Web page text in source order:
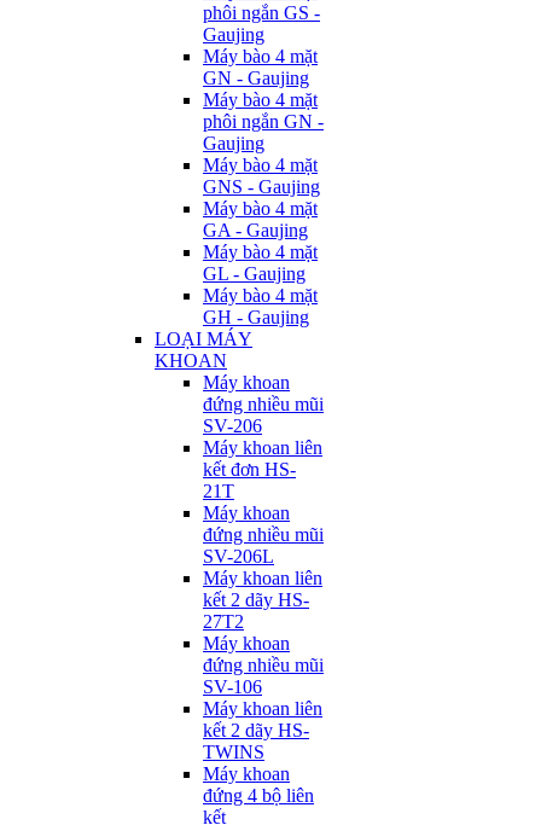
phôi ngắn GS -
Gaujing
Máy bào 4 mặt
GN - Gaujing
Máy bào 4 mặt
phôi ngắn GN -
Gaujing
Máy bào 4 mặt
GNS - Gaujing
Máy bào 4 mặt
GA - Gaujing
Máy bào 4 mặt
GL - Gaujing
Máy bào 4 mặt
GH - Gaujing
LOẠI MÁY
KHOAN
Máy khoan
đứng nhiều mũi
SV-206
Máy khoan liên
kết đơn HS-
21T
Máy khoan
đứng nhiều mũi
SV-206L
Máy khoan liên
kết 2 dãy HS-
27T2
Máy khoan
đứng nhiều mũi
SV-106
Máy khoan liên
kết 2 dãy HS-
TWINS
Máy khoan
đứng 4 bộ liên
kết